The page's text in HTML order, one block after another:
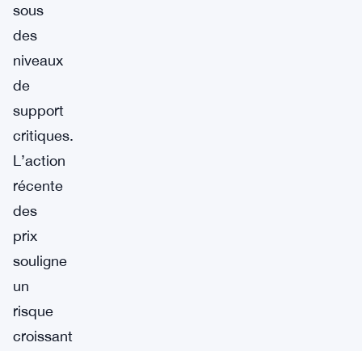
sous
des
niveaux
de
support
critiques.
L’action
récente
des
prix
souligne
un
risque
croissant